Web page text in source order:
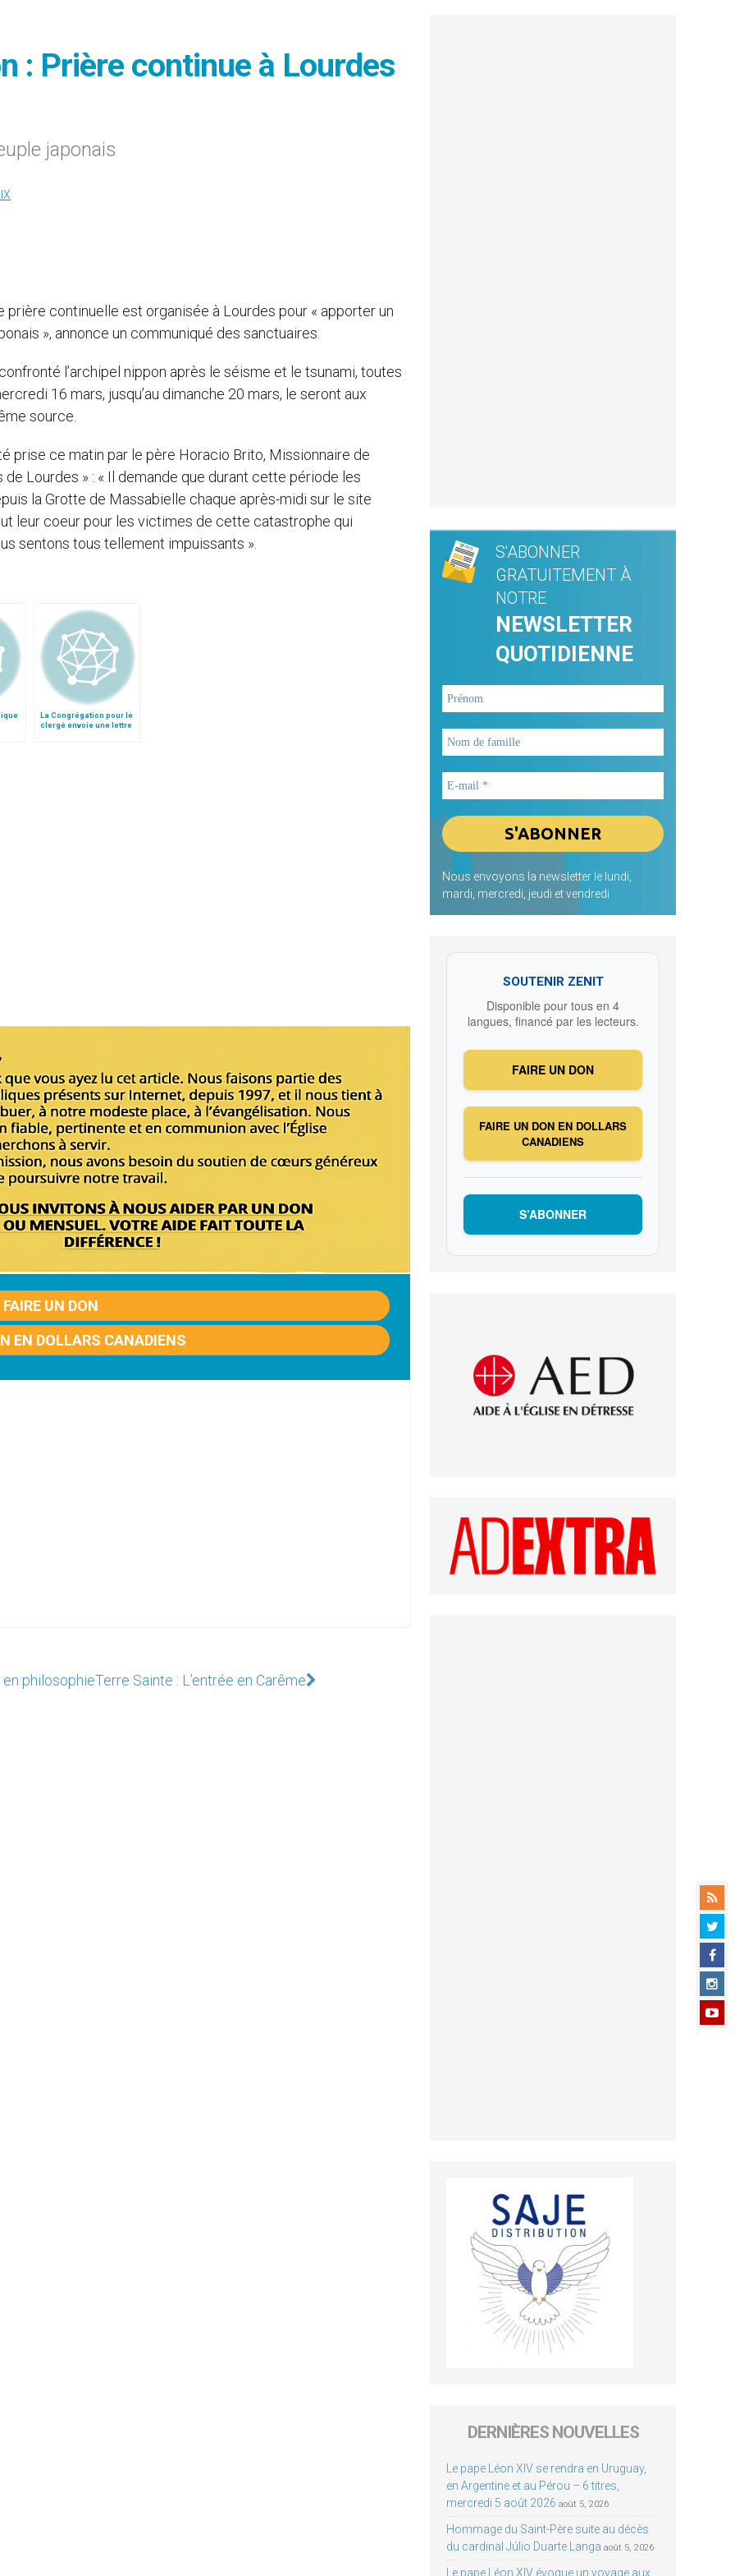
: Prière continue à Lourdes
japonais
prière continuelle est organisée à Lourdes pour « apporter un
», annonce un communiqué des sanctuaires.
l’archipel nippon après le séisme et le tsunami, toutes
16 mars, jusqu’au dimanche 20 mars, le seront aux
source.
prise ce matin par le père Horacio Brito, Missionnaire de
Lourdes » : « Il demande que durant cette période les
la Grotte de Massabielle chaque après-midi sur le site
leur coeur pour les victimes de cette catastrophe qui
sentons tous tellement impuissants ».
La Congrégation pour le
clergé envoie une lettre
FAIRE UN DON
EN DOLLARS CANADIENS
philosophieTerre Sainte : L’entrée en Carême
S'ABONNER
GRATUITEMENT À
NOTRE
NEWSLETTER
QUOTIDIENNE
Nous envoyons la newsletter le lundi,
mardi, mercredi, jeudi et vendredi
SOUTENIR ZENIT
Disponible pour tous en 4
langues, financé par les lecteurs.
FAIRE UN DON
FAIRE UN DON EN DOLLARS
CANADIENS
S’ABONNER
DERNIÈRES NOUVELLES
Le pape Léon XIV se rendra en Uruguay,
en Argentine et au Pérou – 6 titres,
mercredi 5 août 2026 août 5, 2026
Hommage du Saint-Père suite au décès
du cardinal Júlio Duarte Langa août 5, 2026
Le pape Léon XIV évoque un voyage aux